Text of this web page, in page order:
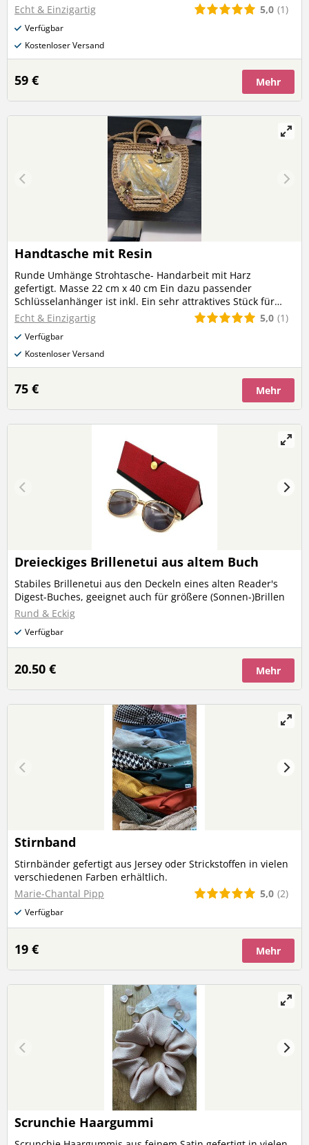
Echt & Einzigartig
5,0 (1)
Verfügbar
Kostenloser Versand
59 € Mehr
Handtasche mit Resin
Runde Umhänge Strohtasche- Handarbeit mit Harz
gefertigt. Masse 22 cm x 40 cm Ein dazu passender
Schlüsselanhänger ist inkl. Ein sehr attraktives Stück für
jeden Anlass geeignet.
Echt & Einzigartig 5,0 (1)
Verfügbar
Kostenloser Versand
75 € Mehr
Dreieckiges Brillenetui aus altem Buch
Stabiles Brillenetui aus den Deckeln eines alten Reader's
Digest-Buches, geeignet auch für größere (Sonnen-)Brillen
Rund & Eckig
Verfügbar
20.50 € Mehr
Stirnband
Stirnbänder gefertigt aus Jersey oder Strickstoffen in vielen
verschiedenen Farben erhältlich.
Marie-Chantal Pipp
5,0 (2)
Verfügbar
19 € Mehr
Scrunchie Haargummi